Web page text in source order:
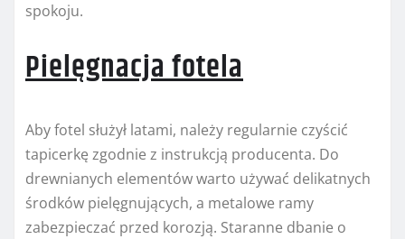
spokoju.
Pielęgnacja fotela
Aby fotel służył latami, należy regularnie czyścić
tapicerkę zgodnie z instrukcją producenta. Do
drewnianych elementów warto używać delikatnych
środków pielęgnujących, a metalowe ramy
zabezpieczać przed korozją. Staranne dbanie o